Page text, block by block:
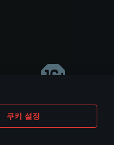
쿠키 설정